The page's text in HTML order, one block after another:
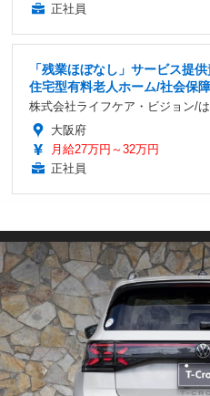
正社員
「残業ほぼなし」サービス提
住宅型有料老人ホーム/社会保
株式会社ライフケア・ビジョン/
大阪府
月給27万円～32万円
正社員